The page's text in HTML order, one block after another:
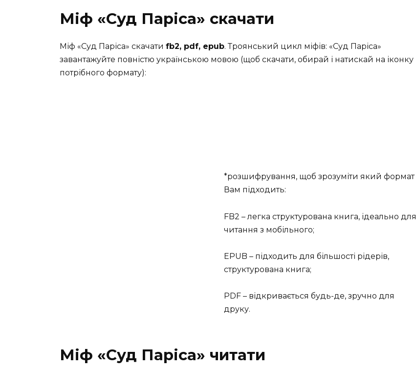
Міф «Суд Паріса» скачати
Міф «Суд Паріса» скачати fb2, pdf, epub. Троянський цикл міфів: «Суд Паріса»
завантажуйте повністю українською мовою (щоб скачати, обирай і натискай на іконку
потрібного формату):
*розшифрування, щоб зрозуміти який формат
Вам підходить:
FB2 – легка структурована книга, ідеально для
читання з мобільного;
EPUB – підходить для більшості рідерів,
структурована книга;
PDF – відкривається будь-де, зручно для
друку.
Міф «Суд Паріса» читати